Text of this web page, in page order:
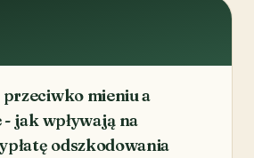
mieniu a
jak wpływają na
odszkodowania